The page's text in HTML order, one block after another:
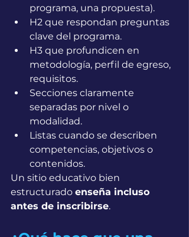
programa, una propuesta).
H2 que respondan preguntas
clave del programa.
H3 que profundicen en
metodología, perfil de egreso,
requisitos.
Secciones claramente
separadas por nivel o
modalidad.
Listas cuando se describen
competencias, objetivos o
contenidos.
Un sitio educativo bien
estructurado enseña incluso
antes de inscribirse.